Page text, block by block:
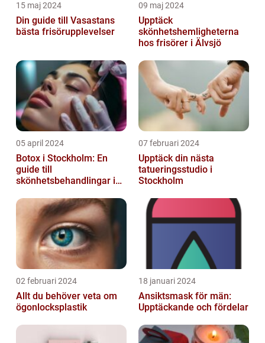
15 maj 2024
Din guide till Vasastans
bästa frisörupplevelser
09 maj 2024
Upptäck
skönhetshemligheterna
hos frisörer i Älvsjö
05 april 2024
Botox i Stockholm: En
guide till
skönhetsbehandlingar i
07 februari 2024
Upptäck din nästa
tatueringsstudio i
Stockholm
02 februari 2024
Allt du behöver veta om
ögonlocksplastik
18 januari 2024
Ansiktsmask för män:
Upptäckande och fördelar